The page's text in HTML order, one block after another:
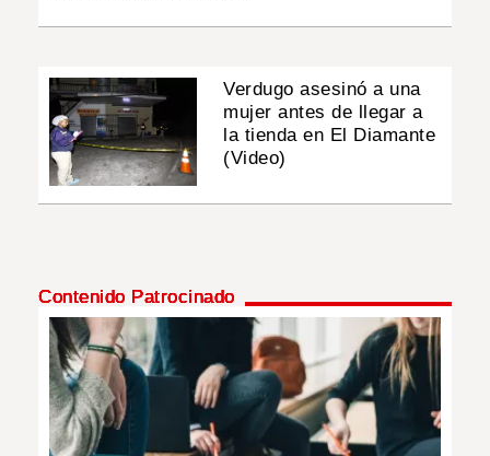
Verdugo asesinó a una
mujer antes de llegar a
la tienda en El Diamante
(Video)
Contenido Patrocinado